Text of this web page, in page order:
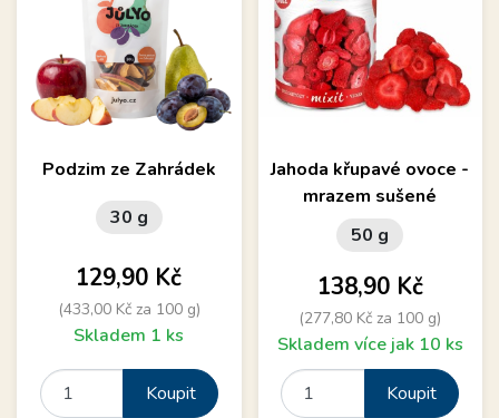
Podzim ze Zahrádek
30 g
Cena
129,90 Kč
(433,00 Kč za 100 g)
Skladem 1 ks
Koupit
Jahoda křupavé ovoce -
mrazem sušené
50 g
Cena
138,90 Kč
(277,80 Kč za 100 g)
Skladem více jak 10 ks
Koupit